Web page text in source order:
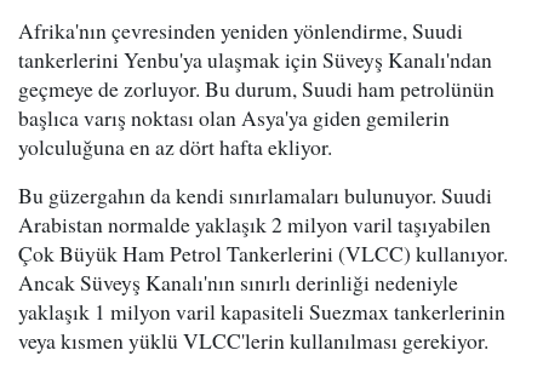
Afrika'nın çevresinden yeniden yönlendirme, Suudi
tankerlerini Yenbu'ya ulaşmak için Süveyş Kanalı'ndan
geçmeye de zorluyor. Bu durum, Suudi ham petrolünün
başlıca varış noktası olan Asya'ya giden gemilerin
yolculuğuna en az dört hafta ekliyor.
Bu güzergahın da kendi sınırlamaları bulunuyor. Suudi
Arabistan normalde yaklaşık 2 milyon varil taşıyabilen
Çok Büyük Ham Petrol Tankerlerini (VLCC) kullanıyor.
Ancak Süveyş Kanalı'nın sınırlı derinliği nedeniyle
yaklaşık 1 milyon varil kapasiteli Suezmax tankerlerinin
veya kısmen yüklü VLCC'lerin kullanılması gerekiyor.